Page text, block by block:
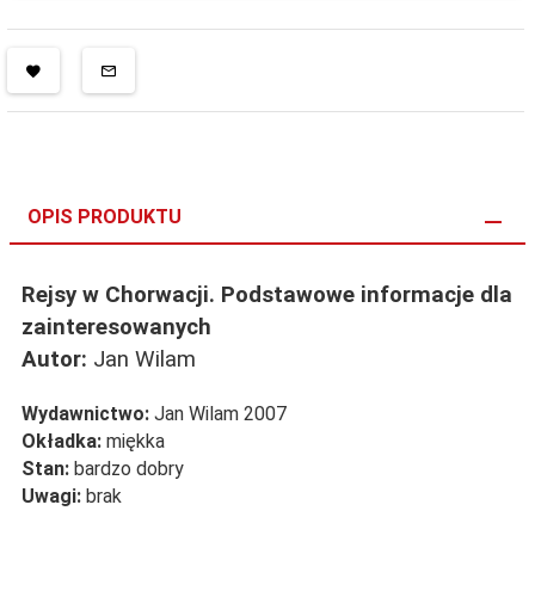
OPIS PRODUKTU
Rejsy w Chorwacji. Podstawowe informacje dla
zainteresowanych
Autor: Jan Wilam
Wydawnictwo: Jan Wilam 2007
Okładka: miękka
Stan: bardzo dobry
Uwagi: brak